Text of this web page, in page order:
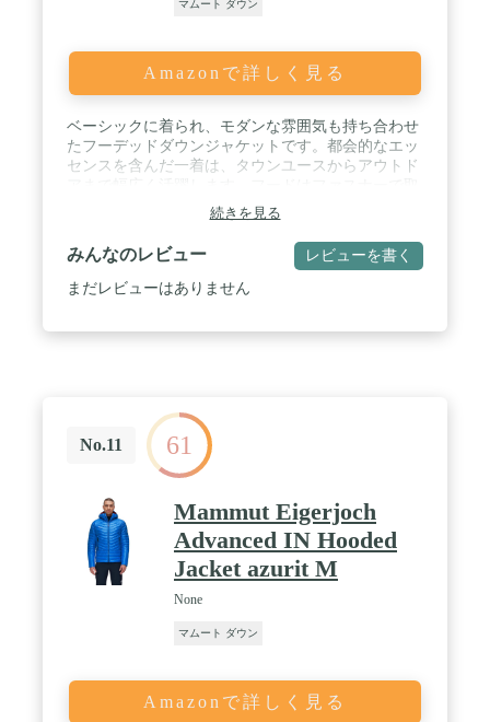
マムート ダウン
Amazonで詳しく見る
ベーシックに着られ、モダンな雰囲気も持ち合わせ
たフーデッドダウンジャケットです。都会的なエッ
センスを含んだ一着は、タウンユースからアウトド
り外しができ、高めのネックは首元からの風の侵入
を防止。表地には、しなやかな肌触りで暖かい、起
毛感のあるファブリックを使用しました。ポケット
も容量があり、利便性にも優れたアウターです。■
サイズ：M ( EU-S )、L ( EU-M )、XL ( EU-L ) / カ
続きを見る
みんなのレビュー レビューを書く
まだレビューはありません
No.11 61
Mammut Eigerjoch
Advanced IN Hooded
Jacket azurit M
None
マムート ダウン
Amazonで詳しく見る